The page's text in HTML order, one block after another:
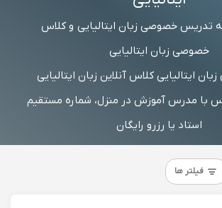
تدریس خصوصی زبان ایتالیایی و کلاس
خصوصی زبان ایتالیایی
ایتالیایی کلاس آنلاین زبان ایتالیایی
با مدرس آموزش در منزل، شماره مستقیم
استاد یا رزرو رایگان
فیلتر ها